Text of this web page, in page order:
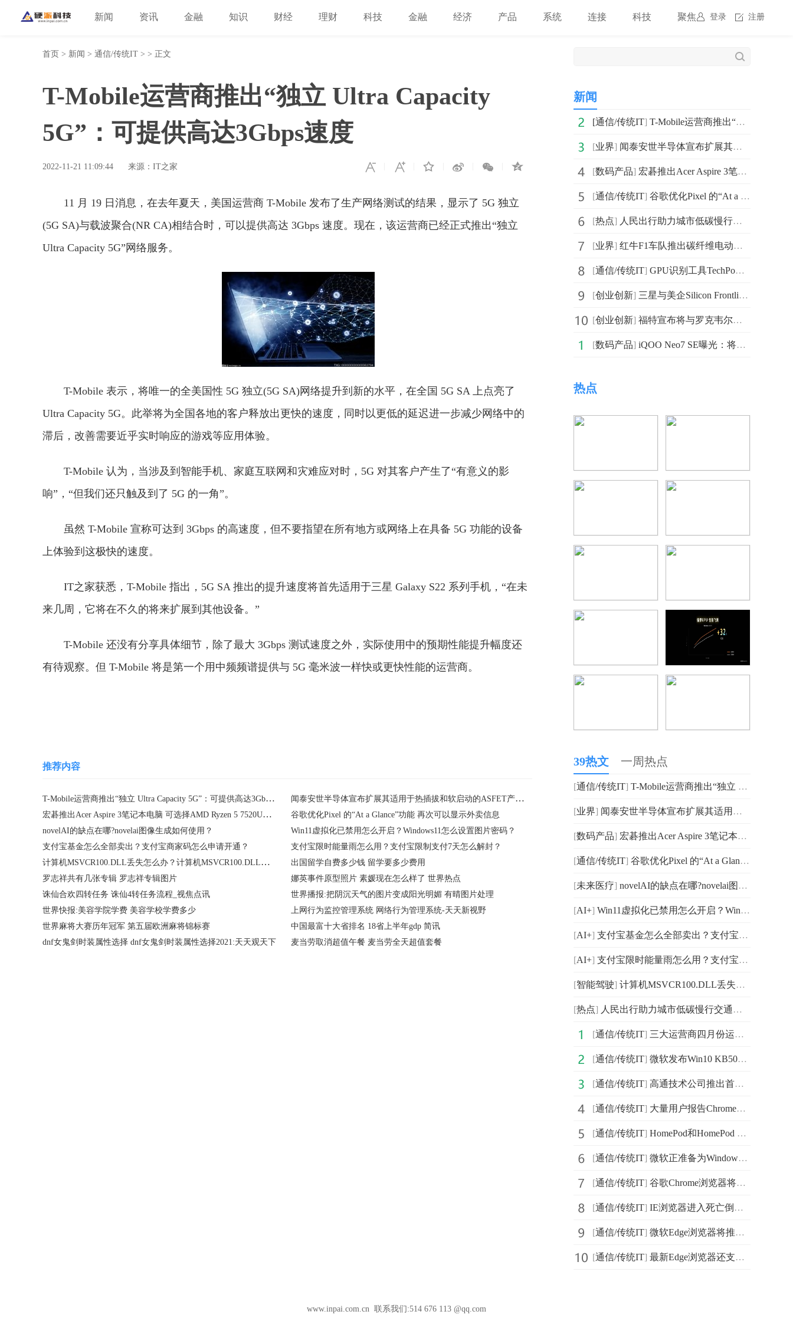
登录 注册
新闻 资讯 金融 知识 财经 理财 科技 金融 经济 产品 系统 连接 科技 聚焦
首页 > 新闻 > 通信/传统IT > > 正文
T-Mobile运营商推出“独立 Ultra Capacity
5G”：可提供高达3Gbps速度
2022-11-21 11:09:44 来源：IT之家
11 月 19 日消息，在去年夏天，美国运营商 T-Mobile 发布了生产网络测试的结果，显示了 5G 独立
(5G SA)与载波聚合(NR CA)相结合时，可以提供高达 3Gbps 速度。现在，该运营商已经正式推出“独立
Ultra Capacity 5G”网络服务。
T-Mobile 表示，将唯一的全美国性 5G 独立(5G SA)网络提升到新的水平，在全国 5G SA 上点亮了
Ultra Capacity 5G。此举将为全国各地的客户释放出更快的速度，同时以更低的延迟进一步减少网络中的
滞后，改善需要近乎实时响应的游戏等应用体验。
T-Mobile 认为，当涉及到智能手机、家庭互联网和灾难应对时，5G 对其客户产生了“有意义的影
响”，“但我们还只触及到了 5G 的一角”。
虽然 T-Mobile 宣称可达到 3Gbps 的高速度，但不要指望在所有地方或网络上在具备 5G 功能的设备
上体验到这极快的速度。
IT之家获悉，T-Mobile 指出，5G SA 推出的提升速度将首先适用于三星 Galaxy S22 系列手机，“在未
来几周，它将在不久的将来扩展到其他设备。”
T-Mobile 还没有分享具体细节，除了最大 3Gbps 测试速度之外，实际使用中的预期性能提升幅度还
有待观察。但 T-Mobile 将是第一个用中频频谱提供与 5G 毫米波一样快或更快性能的运营商。
推荐内容
T-Mobile运营商推出“独立 Ultra Capacity 5G”：可提供高达3Gbps速度
闻泰安世半导体宣布扩展其适用于热插拔和软启动的ASFET产品组合
宏碁推出Acer Aspire 3笔记本电脑 可选择AMD Ryzen 5 7520U四核CPU版本
谷歌优化Pixel 的“At a Glance”功能 再次可以显示外卖信息
novelAI的缺点在哪?novelai图像生成如何使用？
Win11虚拟化已禁用怎么开启？Windows11怎么设置图片密码？
支付宝基金怎么全部卖出？支付宝商家码怎么申请开通？
支付宝限时能量雨怎么用？支付宝限制支付7天怎么解封？
计算机MSVCR100.DLL丢失怎么办？计算机MSVCR100.DLL丢失要如何解决？惠普6930p配置如何？
出国留学自费多少钱 留学要多少费用
罗志祥共有几张专辑 罗志祥专辑图片
娜英事件原型照片 素媛现在怎么样了 世界热点
诛仙合欢四转任务 诛仙4转任务流程_视焦点讯
世界播报:把阴沉天气的图片变成阳光明媚 有晴图片处理
世界快报:美容学院学费 美容学校学费多少
上网行为监控管理系统 网络行为管理系统-天天新视野
世界麻将大赛历年冠军 第五届欧洲麻将锦标赛
中国最富十大省排名 18省上半年gdp 简讯
dnf女鬼剑时装属性选择 dnf女鬼剑时装属性选择2021:天天观天下
麦当劳取消超值午餐 麦当劳全天超值套餐
新闻
[通信/传统IT] T-Mobile运营商推出“独立 Ultra Capacity 5G”：可提
[业界] 闻泰安世半导体宣布扩展其适用于热插拔和软启动的ASFET产
[数码产品] 宏碁推出Acer Aspire 3笔记本电脑 可选择AMD Ryzen
[通信/传统IT] 谷歌优化Pixel 的“At a Glance”功能 再次可以显示外卖信息
[热点] 人民出行助力城市低碳慢行交通体系建设
[业界] 红牛F1车队推出碳纤维电动踏板车RBS#01：重量为23公斤
[通信/传统IT] GPU识别工具TechPowerUp GPU-Z 2.51.0发布 增加监测16
[创业创新] 三星与美企Silicon Frontline Technology合作提高其半
[创业创新] 福特宣布将与罗克韦尔自动化公司合作 改善其三个生产基
[数码产品] iQOO Neo7 SE曝光：将采用3.1GHz Cortex-X2大核设计
热点
39热文 一周热点
[通信/传统IT] T-Mobile运营商推出“独立 Ultra Capacity 5G”：可提
[业界] 闻泰安世半导体宣布扩展其适用于热插拔和软启动的ASFET产
[数码产品] 宏碁推出Acer Aspire 3笔记本电脑 可选择AMD Ryzen
[通信/传统IT] 谷歌优化Pixel 的“At a Glance”功能 再次可以显示外卖信息
[未来医疗] novelAI的缺点在哪?novelai图像生成如何使用？
[AI+] Win11虚拟化已禁用怎么开启？Windows11怎么设置图片密码？
[AI+] 支付宝基金怎么全部卖出？支付宝商家码怎么申请开通？
[AI+] 支付宝限时能量雨怎么用？支付宝限制支付7天怎么解封？
[智能驾驶] 计算机MSVCR100.DLL丢失怎么办？计算机MSVCR100.DLL丢失
[热点] 人民出行助力城市低碳慢行交通体系建设
[通信/传统IT] 三大运营商四月份运营数据分析：移动一枝独秀，电联稳中
[通信/传统IT] 微软发布Win10 KB5003173累积更新 带来了“新闻和兴趣”功能
[通信/传统IT] 高通技术公司推出首款支持5G连接的专用物联网调制解调器
[通信/传统IT] 大量用户报告Chrome意外崩溃 谷歌官方发布紧急修复
[通信/传统IT] HomePod和HomePod mini将通过软件更新支持Apple Music无损音频
[通信/传统IT] 微软正准备为Windows 10的设计做出一些“根本性”改变
[通信/传统IT] 谷歌Chrome浏览器将升级PWA应用 支持离线查看、推送通知
[通信/传统IT] IE浏览器进入死亡倒计时 从浏览器霸主到群嘲对象
[通信/传统IT] 微软Edge浏览器将推出新的密码管理器 提示用户密码是否泄露
[通信/传统IT] 最新Edge浏览器还支持简化右键菜单 用户可只保留几个必
www.inpai.com.cn 联系我们:514 676 113 @qq.com